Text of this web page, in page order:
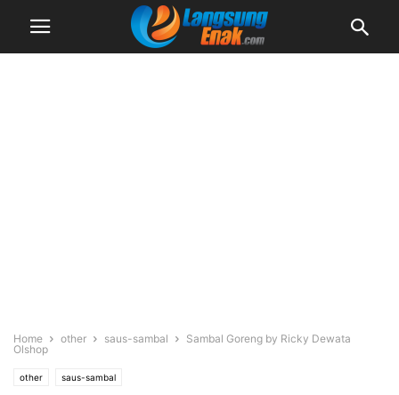
Home other saus-sambal
Sambal Goreng by Ricky Dewata
Olshop
other saus-sambal